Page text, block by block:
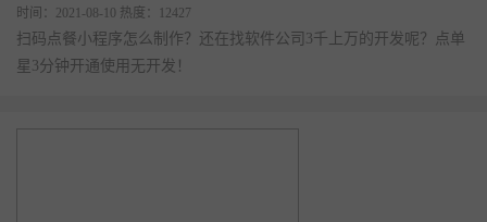
时间：2021-08-10 热度：12427
扫码点餐小程序怎么制作？还在找软件公司3千上万的开发呢？点单
星3分钟开通使用无开发！